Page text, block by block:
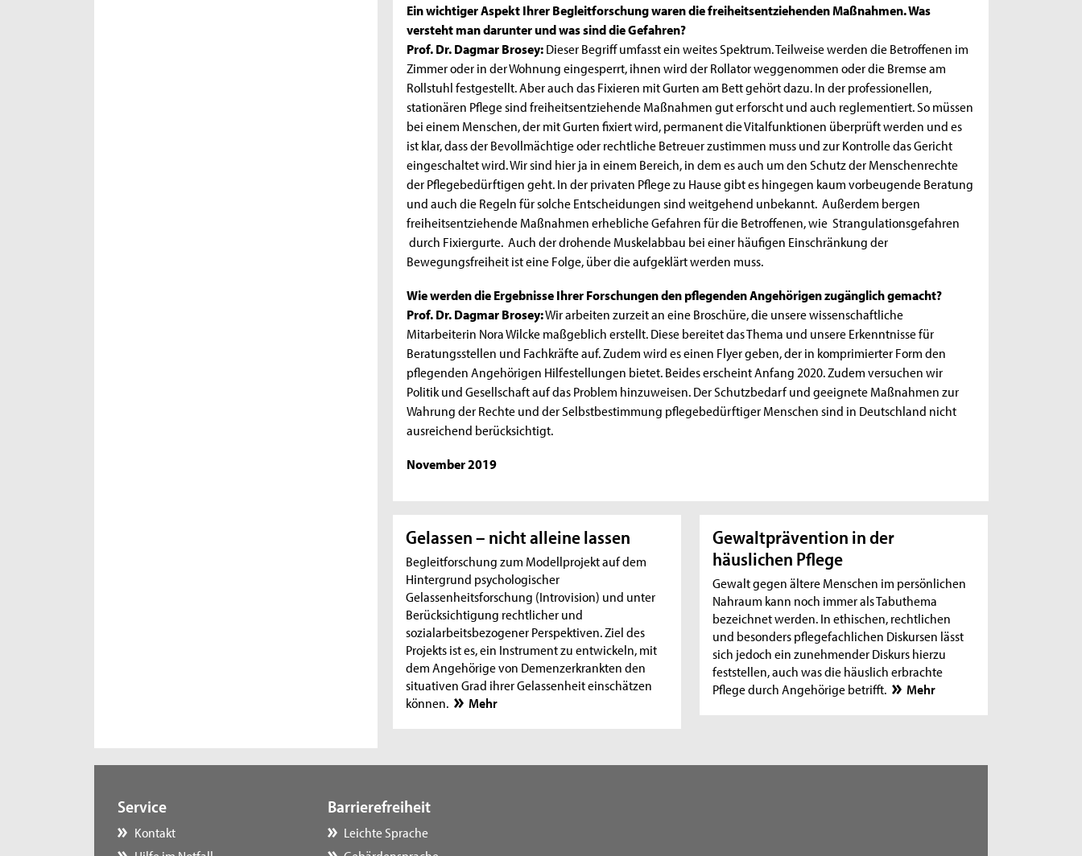
Ein wichtiger Aspekt Ihrer Begleitforschung waren die freiheitsentziehenden Maßnahmen. Was
versteht man darunter und was sind die Gefahren?
Prof. Dr. Dagmar Brosey:Dieser Begriff umfasst ein weites Spektrum. Teilweise werden die Betroffenen im
Zimmer oder in der Wohnung eingesperrt, ihnen wird der Rollator weggenommen oder die Bremse am
Rollstuhl festgestellt. Aber auch das Fixieren mit Gurten am Bett gehört dazu. In der professionellen,
stationären Pflege sind freiheitsentziehende Maßnahmen gut erforscht und auch reglementiert. So müssen
bei einem Menschen, der mit Gurten fixiert wird, permanent die Vitalfunktionen überprüft werden und es
ist klar, dass der Bevollmächtige oder rechtliche Betreuer zustimmen muss und zur Kontrolle das Gericht
eingeschaltet wird. Wir sind hier ja in einem Bereich, in dem es auch um den Schutz der Menschenrechte
der Pflegebedürftigen geht. In der privaten Pflege zu Hause gibt es hingegen kaum vorbeugende Beratung
und auch die Regeln für solche Entscheidungen sind weitgehend unbekannt. Außerdem bergen
freiheitsentziehende Maßnahmen erhebliche Gefahren für die Betroffenen, wie Strangulationsgefahren
durch Fixiergurte. Auch der drohende Muskelabbau bei einer häufigen Einschränkung der
Bewegungsfreiheit ist eine Folge, über die aufgeklärt werden muss.
Wie werden die Ergebnisse Ihrer Forschungen den pflegenden Angehörigen zugänglich gemacht?
Prof. Dr. Dagmar Brosey:Wir arbeiten zurzeit an eine Broschüre, die unsere wissenschaftliche
Mitarbeiterin Nora Wilcke maßgeblich erstellt. Diese bereitet das Thema und unsere Erkenntnisse für
Beratungsstellen und Fachkräfte auf. Zudem wird es einen Flyer geben, der in komprimierter Form den
pflegenden Angehörigen Hilfestellungen bietet. Beides erscheint Anfang 2020. Zudem versuchen wir
Politik und Gesellschaft auf das Problem hinzuweisen. Der Schutzbedarf und geeignete Maßnahmen zur
Wahrung der Rechte und der Selbstbestimmung pflegebedürftiger Menschen sind in Deutschland nicht
ausreichend berücksichtigt.
November 2019
Gelassen – nicht alleine lassen
Begleitforschung zum Modellprojekt auf dem
Hintergrund psychologischer
Gelassenheitsforschung (Introvision) und unter
Berücksichtigung rechtlicher und
sozialarbeitsbezogener Perspektiven. Ziel des
Projekts ist es, ein Instrument zu entwickeln, mit
dem Angehörige von Demenzerkrankten den
situativen Grad ihrer Gelassenheit einschätzen
können.
Mehr
Gewaltprävention in der
häuslichen Pflege
Gewalt gegen ältere Menschen im persönlichen
Nahraum kann noch immer als Tabuthema
bezeichnet werden. In ethischen, rechtlichen
und besonders pflegefachlichen Diskursen lässt
sich jedoch ein zunehmender Diskurs hierzu
feststellen, auch was die häuslich erbrachte
Pflege durch Angehörige betrifft.
Mehr
Service
Kontakt
Barrierefreiheit
Leichte Sprache